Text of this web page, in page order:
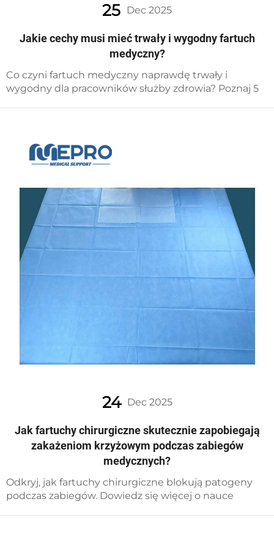
25 Dec 2025
Jakie cechy musi mieć trwały i wygodny fartuch
medyczny?
Co czyni fartuch medyczny naprawdę trwały i
wygodny dla pracowników służby zdrowia? Poznaj 5
24 Dec 2025
Jak fartuchy chirurgiczne skutecznie zapobiegają
zakażeniom krzyżowym podczas zabiegów
medycznych?
Odkryj, jak fartuchy chirurgiczne blokują patogeny
podczas zabiegów. Dowiedz się więcej o nauce